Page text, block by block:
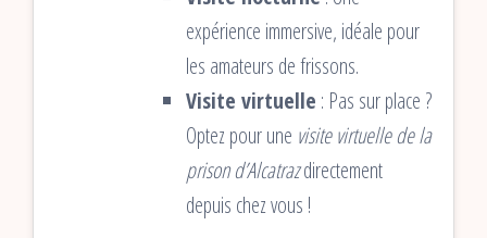
expérience immersive, idéale pour
les amateurs de frissons.
Visite virtuelle : Pas sur place ?
Optez pour une visite virtuelle de la
prison d’Alcatrazdirectement
depuis chez vous !